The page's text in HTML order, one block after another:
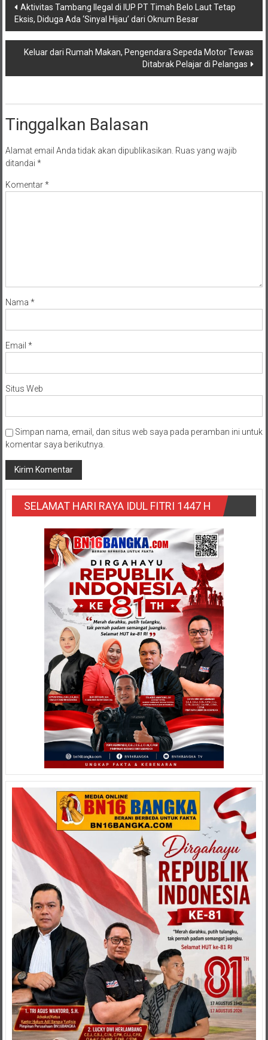
Navigasi
pos
Aktivitas Tambang Ilegal di IUP PT Timah Belo Laut Tetap
Eksis, Diduga Ada ‘Sinyal Hijau’ dari Oknum Besar
Keluar dari Rumah Makan, Pengendara Sepeda Motor Tewas
Ditabrak Pelajar di Pelangas
Tinggalkan Balasan
Alamat email Anda tidak akan dipublikasikan. Ruas yang wajib
ditandai *
Komentar*
Nama *
Email *
Situs Web
Simpan nama, email, dan situs web saya pada peramban ini untuk
komentar saya berikutnya.
SELAMAT HARI RAYA IDUL FITRI 1447 H